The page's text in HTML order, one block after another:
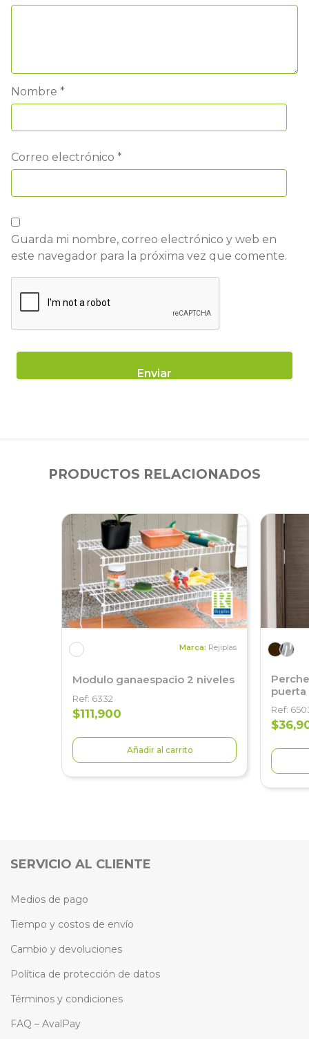
Nombre *
Correo electrónico *
Guarda mi nombre, correo electrónico y web en
este navegador para la próxima vez que comente.
PRODUCTOS RELACIONADOS
Marca: Rejiplas
Modulo ganaespacio 2 niveles
Ref: 6332
$111,900
Añadir al carrito
puerta
Ref:
SERVICIO AL CLIENTE
Medios de pago
Tiempo y costos de envío
Cambio y devoluciones
Política de protección de datos
Términos y condiciones
FAQ – AvalPay